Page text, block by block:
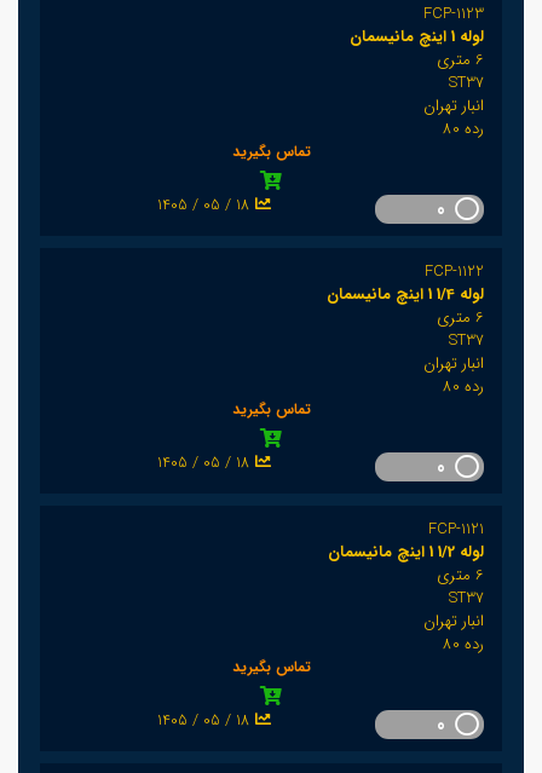
FCP-1123
لوله 1 اینچ مانیسمان
6 متری
ST37
انبار تهران
رده 80
تماس بگیرید
1405 / 05 / 18
FCP-1122
لوله 1/4 1 اینچ مانیسمان
6 متری
ST37
انبار تهران
رده 80
تماس بگیرید
1405 / 05 / 18
FCP-1121
لوله 1/2 1 اینچ مانیسمان
6 متری
ST37
انبار تهران
رده 80
تماس بگیرید
1405 / 05 / 18